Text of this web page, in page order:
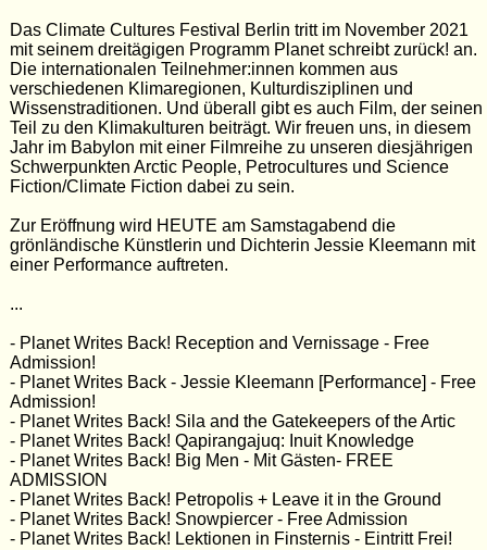
Das Climate Cultures Festival Berlin tritt im November 2021
mit seinem dreitägigen Programm Planet schreibt zurück! an.
Die internationalen Teilnehmer:innen kommen aus
verschiedenen Klimaregionen, Kulturdisziplinen und
Wissenstraditionen. Und überall gibt es auch Film, der seinen
Teil zu den Klimakulturen beiträgt. Wir freuen uns, in diesem
Jahr im Babylon mit einer Filmreihe zu unseren diesjährigen
Schwerpunkten Arctic People, Petrocultures und Science
Fiction/Climate Fiction dabei zu sein.
Zur Eröffnung wird HEUTE am Samstagabend die
grönländische Künstlerin und Dichterin Jessie Kleemann mit
einer Performance auftreten.
...
- Planet Writes Back! Reception and Vernissage - Free
Admission!
- Planet Writes Back - Jessie Kleemann [Performance] - Free
Admission!
- Planet Writes Back! Sila and the Gatekeepers of the Artic
- Planet Writes Back! Qapirangajuq: Inuit Knowledge
- Planet Writes Back! Big Men - Mit Gästen- FREE
ADMISSION
- Planet Writes Back! Petropolis + Leave it in the Ground
- Planet Writes Back! Snowpiercer - Free Admission
- Planet Writes Back! Lektionen in Finsternis - Eintritt Frei!